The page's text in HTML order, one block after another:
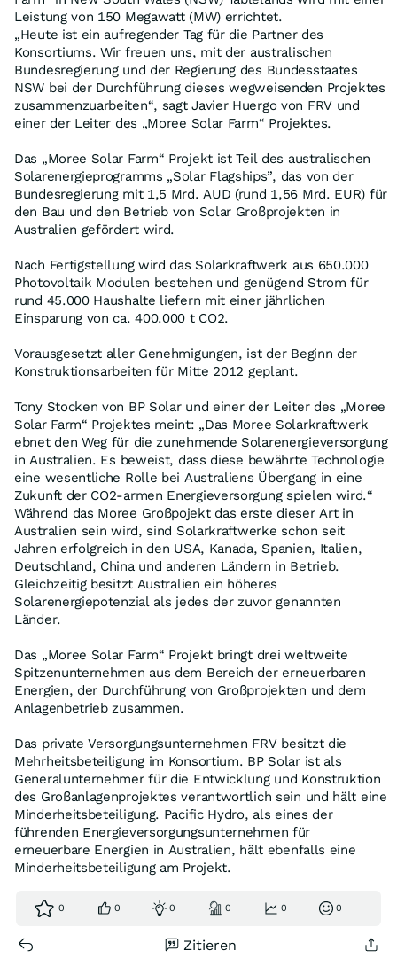
Leistung von 150 Megawatt (MW) errichtet.
„Heute ist ein aufregender Tag für die Partner des
Konsortiums. Wir freuen uns, mit der australischen
Bundesregierung und der Regierung des Bundesstaates
NSW bei der Durchführung dieses wegweisenden Projektes
zusammenzuarbeiten“, sagt Javier Huergo von FRV und
einer der Leiter des „Moree Solar Farm“ Projektes.
Das „Moree Solar Farm“ Projekt ist Teil des australischen
Solarenergieprogramms „Solar Flagships”, das von der
Bundesregierung mit 1,5 Mrd. AUD (rund 1,56 Mrd. EUR) für
den Bau und den Betrieb von Solar Großprojekten in
Australien gefördert wird.
Nach Fertigstellung wird das Solarkraftwerk aus 650.000
Photovoltaik Modulen bestehen und genügend Strom für
rund 45.000 Haushalte liefern mit einer jährlichen
Einsparung von ca. 400.000 t CO2.
Vorausgesetzt aller Genehmigungen, ist der Beginn der
Konstruktionsarbeiten für Mitte 2012 geplant.
Tony Stocken von BP Solar und einer der Leiter des „Moree
Solar Farm“ Projektes meint: „Das Moree Solarkraftwerk
ebnet den Weg für die zunehmende Solarenergieversorgung
in Australien. Es beweist, dass diese bewährte Technologie
eine wesentliche Rolle bei Australiens Übergang in eine
Zukunft der CO2-armen Energieversorgung spielen wird.“
Während das Moree Großpojekt das erste dieser Art in
Australien sein wird, sind Solarkraftwerke schon seit
Jahren erfolgreich in den USA, Kanada, Spanien, Italien,
Deutschland, China und anderen Ländern in Betrieb.
Gleichzeitig besitzt Australien ein höheres
Solarenergiepotenzial als jedes der zuvor genannten
Länder.
Das „Moree Solar Farm“ Projekt bringt drei weltweite
Spitzenunternehmen aus dem Bereich der erneuerbaren
Energien, der Durchführung von Großprojekten und dem
Anlagenbetrieb zusammen.
Das private Versorgungsunternehmen FRV besitzt die
Mehrheitsbeteiligung im Konsortium. BP Solar ist als
Generalunternehmer für die Entwicklung und Konstruktion
des Großanlagenprojektes verantwortlich sein und hält eine
Minderheitsbeteiligung. Pacific Hydro, als eines der
führenden Energieversorgungsunternehmen für
erneuerbare Energien in Australien, hält ebenfalls eine
Minderheitsbeteiligung am Projekt.
0 0 0 0 0 0
Zitieren